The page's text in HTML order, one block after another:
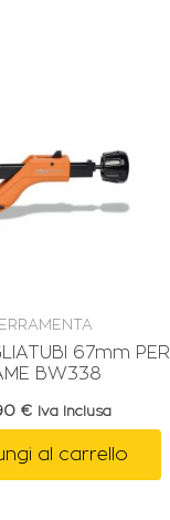
67mm PER
BW338
€ Iva Inclusa
al carrello